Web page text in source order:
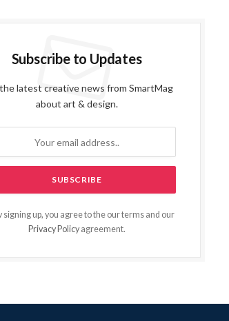
Subscribe to Updates
latest creative news from SmartMag
about art & design.
signing up, you agree to the our terms and our
Privacy Policyagreement.